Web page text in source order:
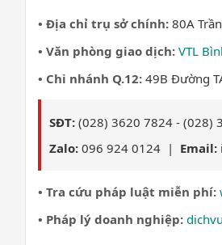
• Địa chỉ trụ sở chính: 80A
• Văn phòng giao dịch: VTL
• Chi nhánh Q.12: 49B Đường
SĐT: (028) 3620 7824 - (028)
Zalo: 096 924 0124 | Email:
• Tra cứu pháp luật miễn phí:
• Pháp lý doanh nghiệp: